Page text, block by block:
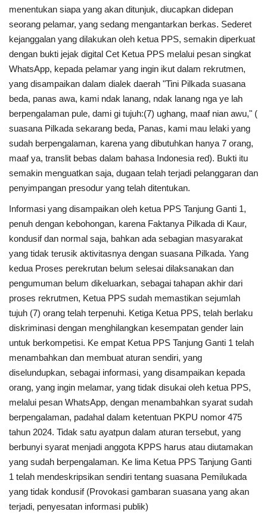
menentukan siapa yang akan ditunjuk, diucapkan didepan
seorang pelamar, yang sedang mengantarkan berkas. Sederet
kejanggalan yang dilakukan oleh ketua PPS, semakin diperkuat
dengan bukti jejak digital Cet Ketua PPS melalui pesan singkat
WhatsApp, kepada pelamar yang ingin ikut dalam rekrutmen,
yang disampaikan dalam dialek daerah "Tini Pilkada suasana
beda, panas awa, kami ndak lanang, ndak lanang nga ye lah
berpengalaman pule, dami gi tujuh:(7) ughang, maaf nian awu," (
suasana Pilkada sekarang beda, Panas, kami mau lelaki yang
sudah berpengalaman, karena yang dibutuhkan hanya 7 orang,
maaf ya, translit bebas dalam bahasa Indonesia red). Bukti itu
semakin menguatkan saja, dugaan telah terjadi pelanggaran dan
penyimpangan presodur yang telah ditentukan.
Informasi yang disampaikan oleh ketua PPS Tanjung Ganti 1,
penuh dengan kebohongan, karena Faktanya Pilkada di Kaur,
kondusif dan normal saja, bahkan ada sebagian masyarakat
yang tidak terusik aktivitasnya dengan suasana Pilkada. Yang
kedua Proses perekrutan belum selesai dilaksanakan dan
pengumuman belum dikeluarkan, sebagai tahapan akhir dari
proses rekrutmen, Ketua PPS sudah memastikan sejumlah
tujuh (7) orang telah terpenuhi. Ketiga Ketua PPS, telah berlaku
diskriminasi dengan menghilangkan kesempatan gender lain
untuk berkompetisi. Ke empat Ketua PPS Tanjung Ganti 1 telah
menambahkan dan membuat aturan sendiri, yang
diselundupkan, sebagai informasi, yang disampaikan kepada
orang, yang ingin melamar, yang tidak disukai oleh ketua PPS,
melalui pesan WhatsApp, dengan menambahkan syarat sudah
berpengalaman, padahal dalam ketentuan PKPU nomor 475
tahun 2024. Tidak satu ayatpun dalam aturan tersebut, yang
berbunyi syarat menjadi anggota KPPS harus atau diutamakan
yang sudah berpengalaman. Ke lima Ketua PPS Tanjung Ganti
1 telah mendeskripsikan sendiri tentang suasana Pemilukada
yang tidak kondusif (Provokasi gambaran suasana yang akan
terjadi, penyesatan informasi publik)